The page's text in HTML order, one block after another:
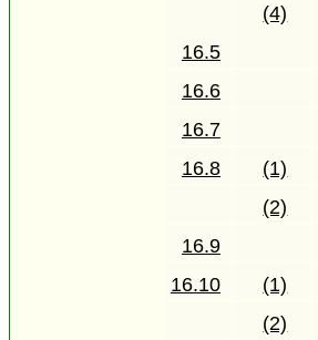
(4)
16.5
16.6
16.7
16.8
(1)
(2)
16.9
16.10
(1)
(2)